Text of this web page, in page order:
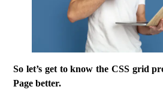
So let’s get to know the CSS grid
Page better.